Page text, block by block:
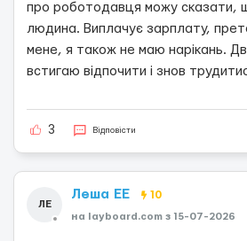
про роботодавця можу сказати,
людина. Виплачує зарплату,
мене, я також не маю нарікань.
встигаю відпочити і знов
3 Відповісти
ЛЕ
Леша ЕЕ 10
на layboard.com з 15-07-2026